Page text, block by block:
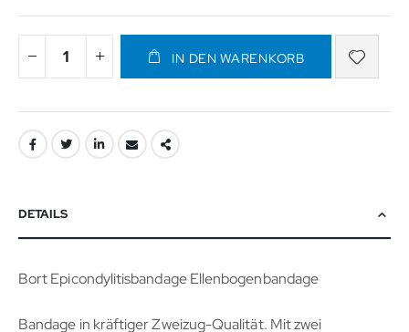
IN DEN WARENKORB
DETAILS
Bort Epicondylitisbandage Ellenbogenbandage
Bandage in kräftiger Zweizug-Qualität. Mit zwei